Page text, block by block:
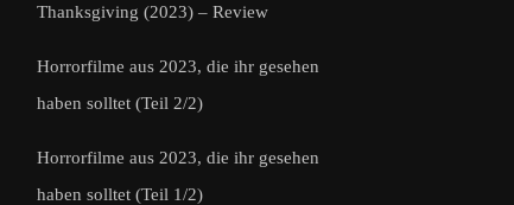
Thanksgiving (2023) – Review
Horrorfilme aus 2023, die ihr gesehen
haben solltet (Teil 2/2)
Horrorfilme aus 2023, die ihr gesehen
haben solltet (Teil 1/2)